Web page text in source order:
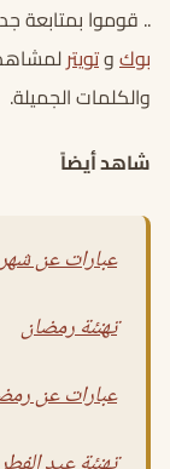
.. قوموا بمتابعة
بوكوتويتر
والكلمات الجميلة.
شاهد أيضاً
عبارات عن
تهنئة رمضان
عبارات عن